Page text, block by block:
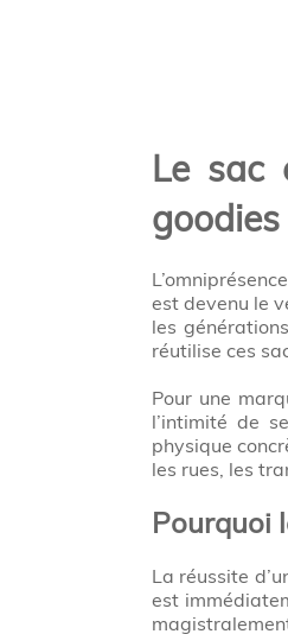
Le sac
est devenu le
les
réutilise ces
Pour une
l’intimité de
physique
les rues, les
Pourquoi
La réussite
est